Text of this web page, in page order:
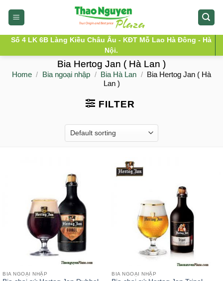
Số 4 LK 6B Làng Kiều Châu Âu - KĐT Mỗ Lao Hà Đông - Hà
Nội.
Bia Hertog Jan ( Hà Lan )
Home / Bia ngoại nhập / Bia Hà Lan / Bia Hertog Jan ( Hà
Lan )
FILTER
BIA NGOẠI NHẬP BIA NGOẠI NHẬP